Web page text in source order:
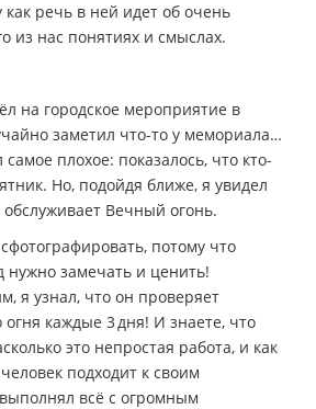
речь в ней идет об очень
из нас понятиях и смыслах.
на городское мероприятие в
заметил что-то у мемориала…
плохое: показалось, что кто-
Но, подойдя ближе, я увидел
Вечный огонь.
потому что
нужно замечать и ценить!
я узнал, что он проверяет
огня каждые 3 дня! И знаете, что
это непростая работа, и как
подходит к своим
всё с огромным